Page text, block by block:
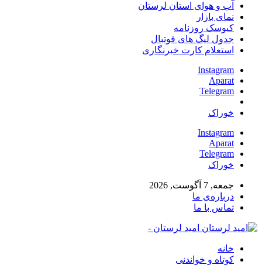
آب و هوای استان لرستان
نمای بازار
کیوسک روزنامه
جدول لیگ های فوتبال
استعلام کارت خبرنگاری
Instagram
Aparat
Telegram
خوراک
Instagram
Aparat
Telegram
خوراک
جمعه, 7 آگوست, 2026
درباره‌ی ما
تماس با ما
امید لرستان -
خانه
کوتاه و خواندنی